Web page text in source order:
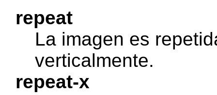
repeat
La imagen es
verticalmente.
repeat-x